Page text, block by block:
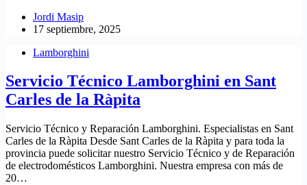
Jordi Masip
17 septiembre, 2025
Lamborghini
Servicio Técnico Lamborghini en Sant
Carles de la Ràpita
Servicio Técnico y Reparación Lamborghini. Especialistas en Sant
Carles de la Ràpita Desde Sant Carles de la Ràpita y para toda la
provincia puede solicitar nuestro Servicio Técnico y de Reparación
de electrodomésticos Lamborghini. Nuestra empresa con más de
20…